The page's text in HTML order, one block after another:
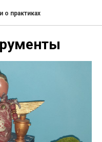
о практиках